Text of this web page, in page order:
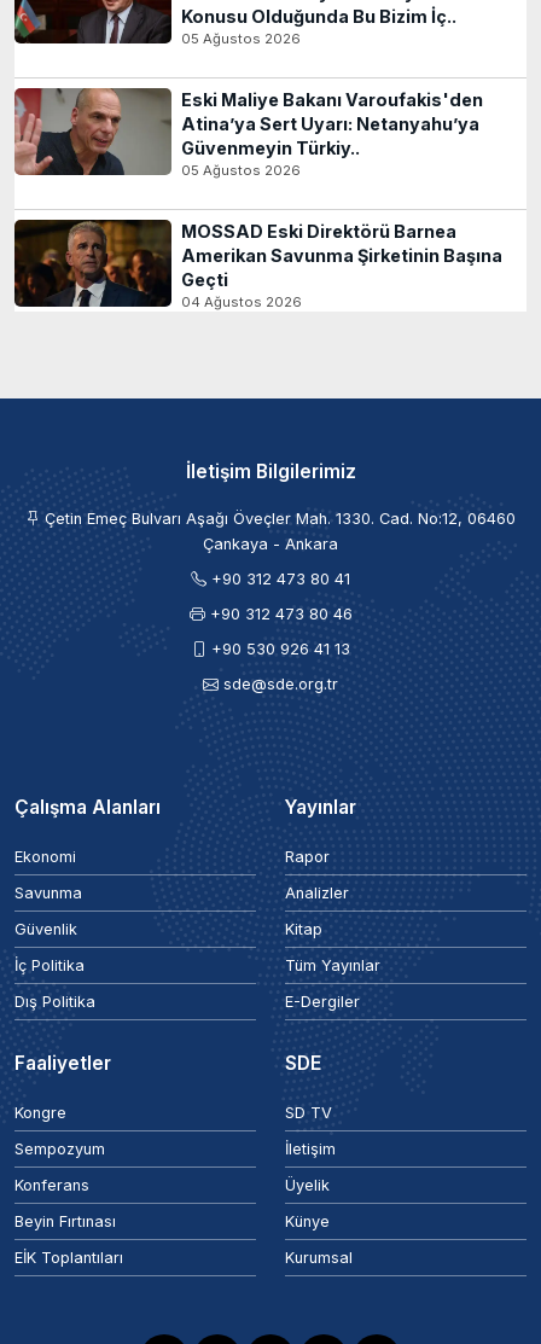
Konusu Olduğunda Bu Bizim İç..
05 Ağustos 2026
Eski Maliye Bakanı Varoufakis'den
Atina’ya Sert Uyarı: Netanyahu’ya
Güvenmeyin Türkiy..
05 Ağustos 2026
MOSSAD Eski Direktörü Barnea
Amerikan Savunma Şirketinin Başına
Geçti
04 Ağustos 2026
İletişim Bilgilerimiz
Çetin Emeç Bulvarı Aşağı Öveçler Mah. 1330. Cad. No:12, 06460
Çankaya - Ankara
+90 312 473 80 41
+90 312 473 80 46
+90 530 926 41 13
sde@sde.org.tr
Çalışma Alanları
Ekonomi
Savunma
Güvenlik
İç Politika
Dış Politika
Yayınlar
Rapor
Analizler
Kitap
Tüm Yayınlar
E-Dergiler
Faaliyetler
Kongre
Sempozyum
Konferans
Beyin Fırtınası
EİK Toplantıları
SDE
SD TV
İletişim
Üyelik
Künye
Kurumsal